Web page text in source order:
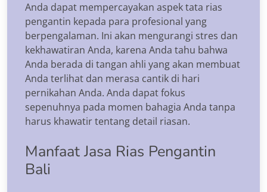
Anda dapat mempercayakan aspek tata rias
pengantin kepada para profesional yang
berpengalaman. Ini akan mengurangi stres dan
kekhawatiran Anda, karena Anda tahu bahwa
Anda berada di tangan ahli yang akan membuat
Anda terlihat dan merasa cantik di hari
pernikahan Anda. Anda dapat fokus
sepenuhnya pada momen bahagia Anda tanpa
harus khawatir tentang detail riasan.
Manfaat Jasa Rias Pengantin
Bali